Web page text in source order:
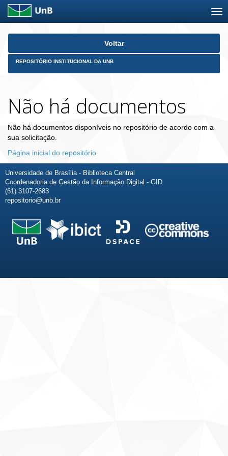
Skip
Voltar
REPOSITÓRIO INSTITUCIONAL DA UNB
Não há documentos
Não há documentos disponíveis no repositório de acordo com a
sua solicitação.
Página inicial do repositório
Universidade de Brasília - Biblioteca Central
Coordenadoria de Gestão da Informação Digital - GID
(61) 3107-2683
repositorio@unb.br